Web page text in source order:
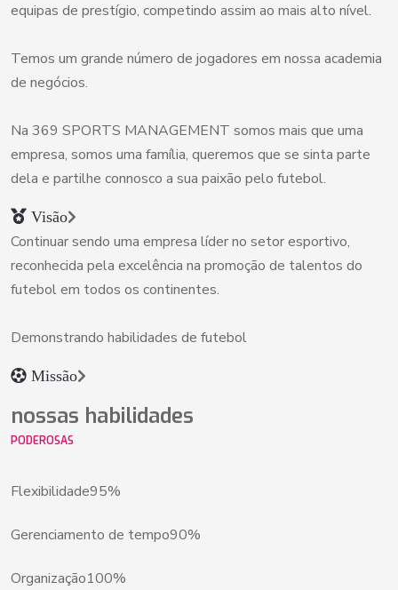
equipas de prestígio, competindo assim ao mais alto nível.
Temos um grande número de jogadores em nossa academia
de negócios.
Na 369 SPORTS MANAGEMENT somos mais que uma
empresa, somos uma família, queremos que se sinta parte
dela e partilhe connosco a sua paixão pelo futebol.
Visão
Continuar sendo uma empresa líder no setor esportivo,
reconhecida pela excelência na promoção de talentos do
futebol em todos os continentes.
Demonstrando habilidades de futebol
Missão
nossas habilidades
PODEROSAS
Flexibilidade95%
Gerenciamento de tempo90%
Organização100%